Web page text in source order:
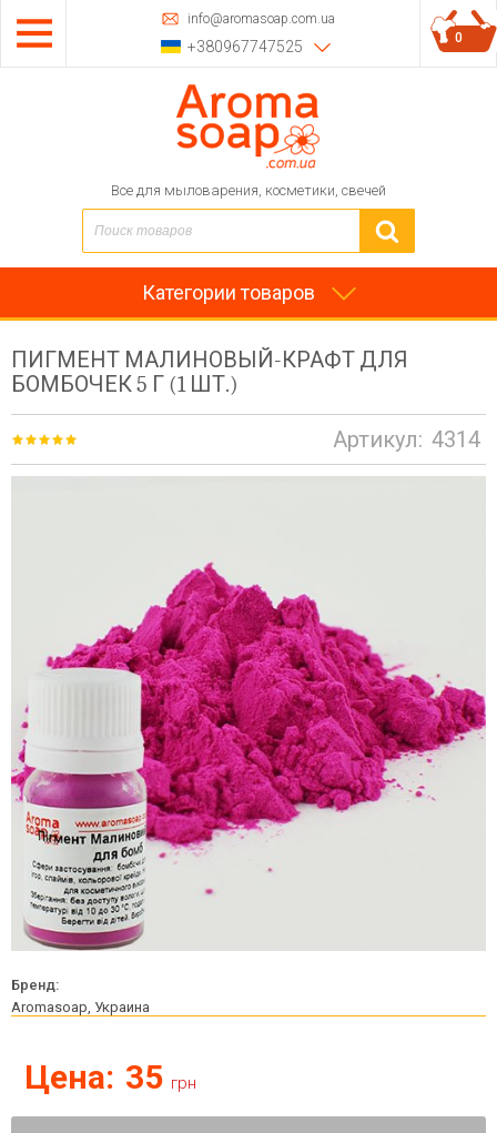
info@aromasoap.com.ua
+380967747525
Все для мыловарения, косметики, свечей
0
Категории товаров
ПИГМЕНТ МАЛИНОВЫЙ-КРАФТ ДЛЯ
БОМБОЧЕК 5 Г (1 ШТ.)
Артикул: 4314
Бренд:
Aromasoap, Украина
Цена: 35 грн